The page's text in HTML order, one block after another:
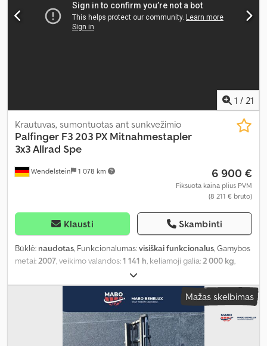
Įranga:
apšvietimas, padėklų šakės, pilna techninės priežiūros
istorija, priekinė apsauga, visų varančiųjų ratų pavara,
įtraukiama šakutė, šakės prailginimas
1 / 21
Wendelstein 1 078 km
Krautuvas, sumontuotas ant sunkvežimio
Palfinger F3 203 PX Mitnahmestapler
3x3 Allrad Spe
6 900 €
Fiksuota kaina plius PVM
(8 211 € bruto)
Klausti Skambinti
Būklė: naudotas, Funkcionalumas:visiškai funkcionalus, Gamybos
metai: 2007 , veikimo valandos:1 141 h , keliamoji galia: 2 000 kg
, kuro tipas:
simpleksas, statybinis aukštis:2 450 mm, galia:18 kW (24,47 AG),
Lombardini , pavaros tipas: hidrostatinis, šakių
2 800 mm, tuščias svoris:2 020 kg, bendras aukštis:
raudona, Įranga:apšvietimas, padėklų šakės,
priekinė apsauga, visų varančiųjų ratų pavara, šoninis poslinkis
Mažas skelbimas